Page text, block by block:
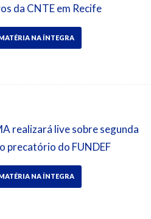
da CNTE em Recife
NA ÍNTEGRA
realizará live sobre segunda
precatório do FUNDEF
NA ÍNTEGRA